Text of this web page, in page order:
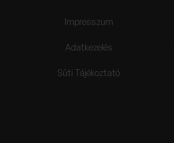
Impresszum
Adatkezelés
Süti Tájékoztató